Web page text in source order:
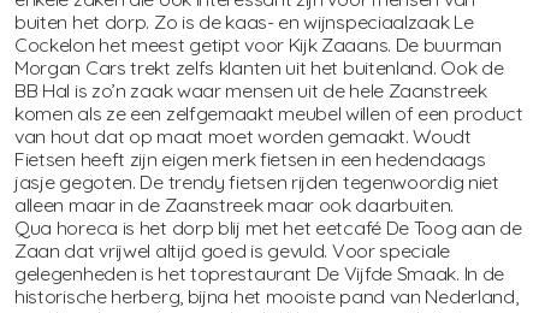
buiten het dorp. Zo is de kaas- en wijnspeciaalzaak Le
Cockelon het meest getipt voor Kijk Zaaans. De buurman
Morgan Cars trekt zelfs klanten uit het buitenland. Ook de
BB Hal is zo’n zaak waar mensen uit de hele Zaanstreek
komen als ze een zelfgemaakt meubel willen of een product
van hout dat op maat moet worden gemaakt. Woudt
Fietsen heeft zijn eigen merk fietsen in een hedendaags
jasje gegoten. De trendy fietsen rijden tegenwoordig niet
alleen maar in de Zaanstreek maar ook daarbuiten.
Qua horeca is het dorp blij met het eetcafé De Toog aan de
Zaan dat vrijwel altijd goed is gevuld. Voor speciale
gelegenheden is het toprestaurant De Vijfde Smaak. In de
historische herberg, bijna het mooiste pand van Nederland,